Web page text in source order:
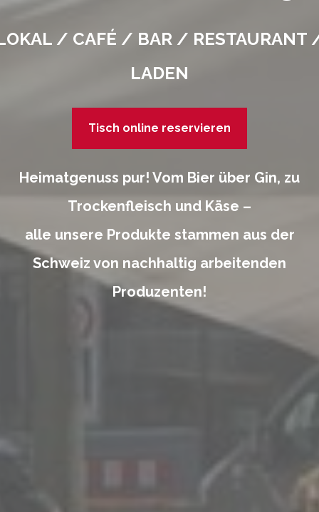
/ CAFÉ / BAR / RESTAURANT
LADEN
Tisch online reservieren
Heimatgenuss pur! Vom Bier über Gin, zu
Trockenfleisch und Käse –
alle unsere Produkte stammen aus der
Schweiz von nachhaltig arbeitenden
Produzenten!